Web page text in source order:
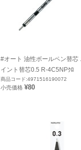
#オート 油性ボールペン替芯
イント替芯0.5 R-4C5NPｸﾛ
商品コード:4971516190072
小売価格 ¥80